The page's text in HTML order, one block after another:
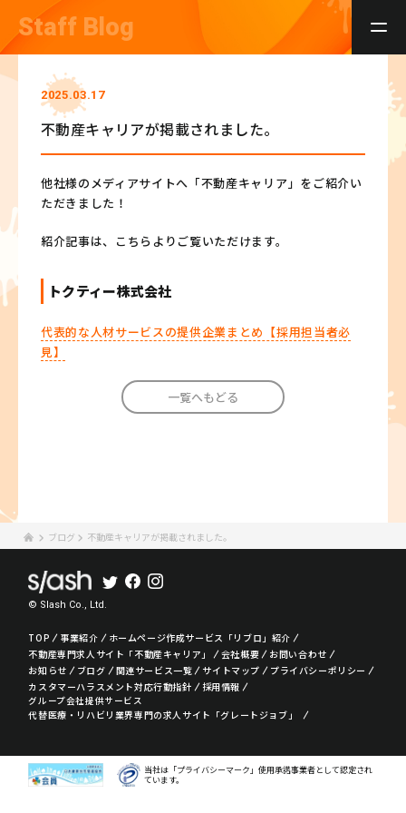
Staff Blog
2025.03.17
不動産キャリアが掲載されました。
他社様のメディアサイトへ「不動産キャリア」をご紹介い
ただきました！
紹介記事は、こちらよりご覧いただけます。
トクティー株式会社
代表的な人材サービスの提供企業まとめ【採用担当者必
見】
一覧へもどる
ブログ 不動産キャリアが掲載されました。
© Slash Co., Ltd.
TOP 事業紹介
ホームページ作成サービス「リブロ」紹介
不動産専門求人サイト「不動産キャリア」
会社概要
お問い合わせ
お知らせ
ブログ 関連サービス一覧 サイトマップ
プライバシーポリシー
カスタマーハラスメント対応行動指針
採用情報
グループ会社提供サービス
代替医療・リハビリ業界専門の求人サイト「グレートジョブ」
当社は「プライバシーマーク」使用承諾事業者として認定され
ています。